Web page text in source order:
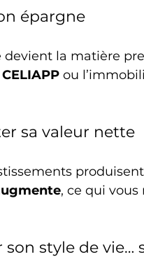
épargne
devient la matière
CELIAPP ou
sa valeur nette
, ce qui
son style de vie…